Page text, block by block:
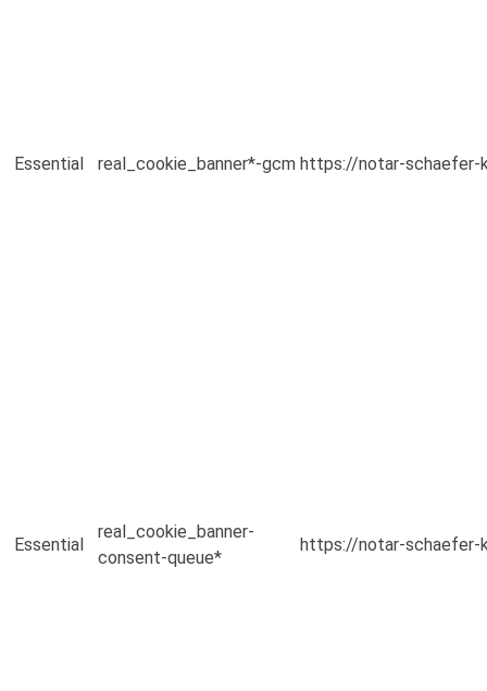
Essential real_cookie_banner*-gcm https://notar-schaefer-
Essential
real_cookie_banner-
consent-queue*
https://notar-schaefer-